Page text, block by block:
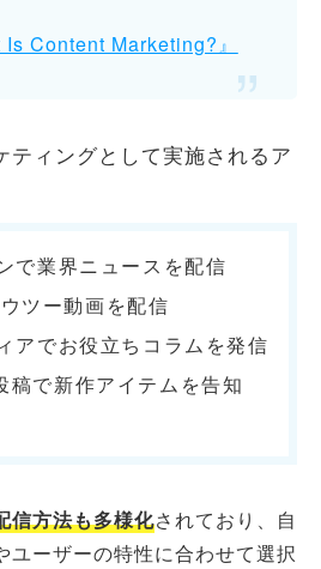
Content Marketing?』
ティングとして実施されるア
で業界ニュースを配信
ツー動画を配信
アでお役立ちコラムを発信
で新作アイテムを告知
信方法も多様化されており、自
ユーザーの特性に合わせて選択